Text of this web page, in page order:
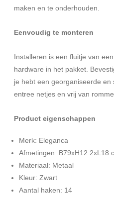
maken en te onderhouden.
Eenvoudig te monteren
Installeren is een fluitje van
hardware in het pakket.
je hebt een georganiseerde en
entree netjes en vrij van
Product eigenschappen
Merk: Eleganca
Afmetingen: B79xH12.2xL18
Materiaal: Metaal
Kleur: Zwart
Aantal haken: 14